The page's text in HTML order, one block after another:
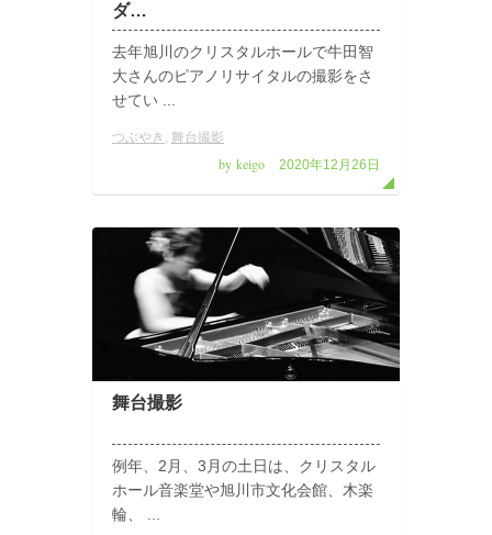
ダ…
去年旭川のクリスタルホールで牛田智
大さんのピアノリサイタルの撮影をさ
せてい ...
つぶやき , 舞台撮影
by keigo 2020年12月26日
舞台撮影
例年、2月、3月の土日は、クリスタル
ホール音楽堂や旭川市文化会館、木楽
輪、 ...